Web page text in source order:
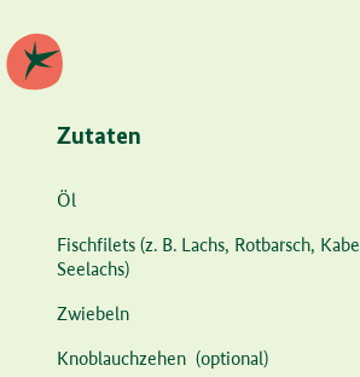
Zutaten
Zutat
Öl
Fischfilets (z. B. Lachs, Rotbarsch,
Seelachs)
Zwiebeln
Knoblauchzehen (optional)